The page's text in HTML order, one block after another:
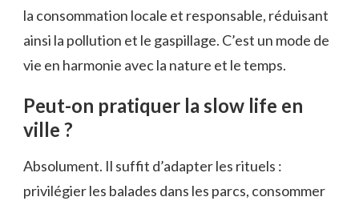
la consommation locale et responsable, réduisant
ainsi la pollution et le gaspillage. C’est un mode de
vie en harmonie avec la nature et le temps.
Peut-on pratiquer la slow life en
ville ?
Absolument. Il suffit d’adapter les rituels :
privilégier les balades dans les parcs, consommer